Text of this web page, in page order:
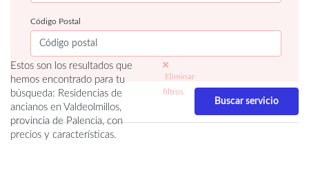
Código Postal
Estos son los resultados que
hemos encontrado para tu
búsqueda: Residencias de
ancianos en Valdeolmillos,
provincia de Palencia, con
precios y características.
Eliminar
filtros